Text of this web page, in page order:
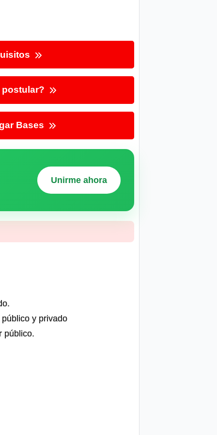
postular?
Bases
Unirme ahora
y privado
público.